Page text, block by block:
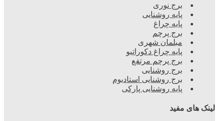
برج نوری
پایه روشنایی
پایه چراغ
برج پرچم
مبلمان شهری
پایه چراغ دکوراتیو
برج پرچم مرتفع
برج روشنایی
برج روشنایی استادیوم
پایه روشنایی پارکی
لینک های مفید